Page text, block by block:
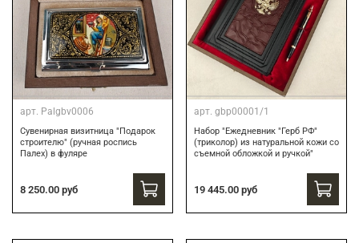
арт. Palgbv0006
Сувенирная визитница "Подарок
строителю" (ручная роспись
Палех) в фуляре
8 250.00 руб
арт. gbp00001/1
Набор "Ежедневник "Герб РФ"
(триколор) из натуральной кожи со
съемной обложкой и ручкой"
19 445.00 руб